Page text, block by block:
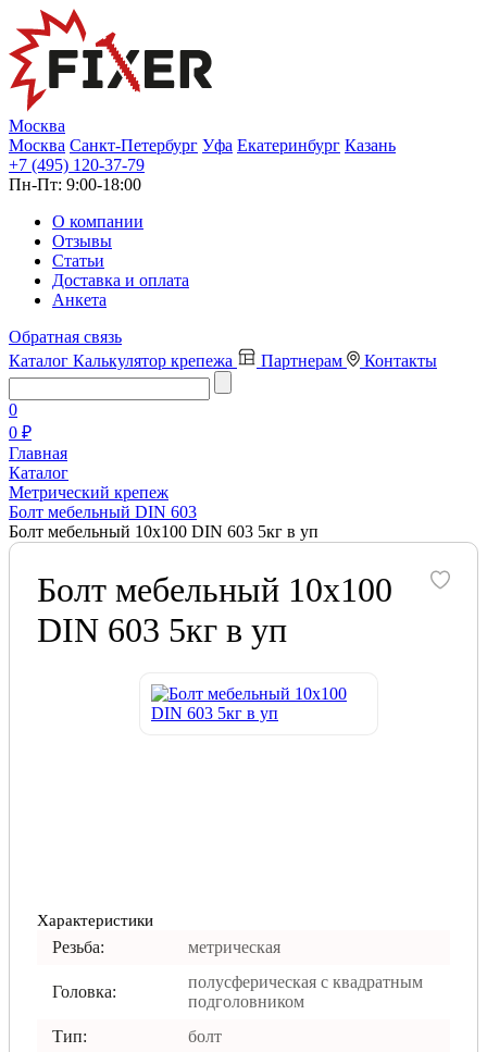
Москва
Москва Санкт-Петербург Уфа Екатеринбург Казань
+7 (495) 120-37-79
Пн-Пт: 9:00-18:00
О компании
Отзывы
Статьи
Доставка и оплата
Анкета
Обратная связь
Каталог Калькулятор крепежа Партнерам Контакты
0
0 ₽
Главная
Каталог
Метрический крепеж
Болт мебельный DIN 603
Болт мебельный 10х100 DIN 603 5кг в уп
Болт мебельный 10х100
DIN 603 5кг в уп
Характеристики
Резьба: метрическая
Головка:
полусферическая с квадратным
подголовником
Тип:
болт